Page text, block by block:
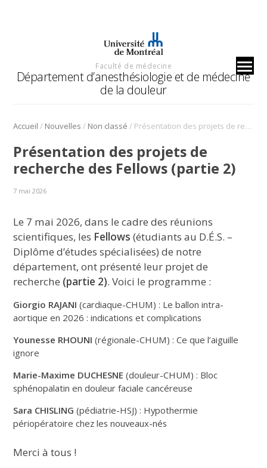
Faculté de médecine
Département d’anesthésiologie et de médecine
de la douleur
Accueil / Nouvelles / Non classé / Présentation des projets de recherche des Fellows (partie 2)
Présentation des projets de
recherche des Fellows (partie 2)
7 mai 2026
Le 7 mai 2026, dans le cadre des réunions
scientifiques, les Fellows(étudiants au D.É.S. –
Diplôme d’études spécialisées) de notre
département, ont présenté leur projet de
recherche (partie 2). Voici le programme :
Giorgio RAJANI (cardiaque-CHUM) : Le ballon intra-
aortique en 2026 : indications et complications
Younesse RHOUNI (régionale-CHUM) : Ce que l’aiguille
ignore
Marie-Maxime DUCHESNE (douleur-CHUM) : Bloc
sphénopalatin en douleur faciale cancéreuse
Sara CHISLING (pédiatrie-HSJ) : Hypothermie
périopératoire chez les nouveaux-nés
Merci à tous !